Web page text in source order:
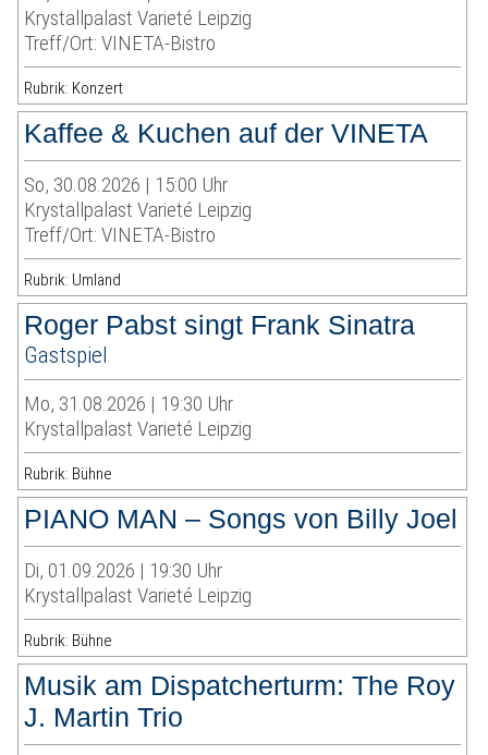
Krystallpalast Varieté Leipzig
Treff/Ort: VINETA-Bistro
Rubrik: Konzert
Kaffee & Kuchen auf der VINETA
So, 30.08.2026 | 15:00 Uhr
Krystallpalast Varieté Leipzig
Treff/Ort: VINETA-Bistro
Rubrik: Umland
Roger Pabst singt Frank Sinatra
Gastspiel
Mo, 31.08.2026 | 19:30 Uhr
Krystallpalast Varieté Leipzig
Rubrik: Bühne
PIANO MAN – Songs von Billy Joel
Di, 01.09.2026 | 19:30 Uhr
Krystallpalast Varieté Leipzig
Rubrik: Bühne
Musik am Dispatcherturm: The Roy
J. Martin Trio